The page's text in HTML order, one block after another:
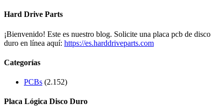
Hard Drive Parts
¡Bienvenido! Este es nuestro blog. Solicite una placa pcb de disco
duro en línea aquí: https://es.harddriveparts.com
Categorías
PCBs (2.152)
Placa Lógica Disco Duro